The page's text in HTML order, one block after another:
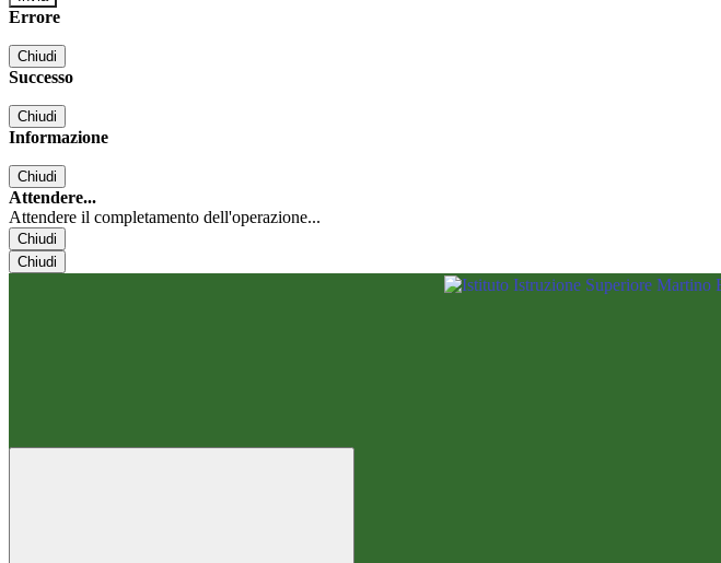
Errore
Chiudi
Successo
Chiudi
Informazione
Chiudi
Attendere...
Attendere il completamento dell'operazione...
Chiudi
Chiudi